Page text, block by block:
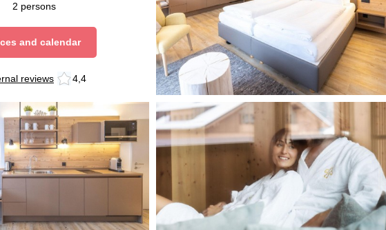
2 persons
and calendar
reviews 4,4